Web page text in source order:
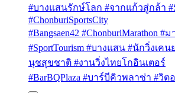
#บางแสนรักษ์โลก #จากแก้วสู่กล้า
#ChonburiSportsCity
#Bangsaen42 #ChonburiMarathon
#SportTourism #บางแสน #นักวิ่งเค
นุชสุขชาติ #งานวิ่งไทยโกอินเตอร์
#BarBQPlaza #บาร์บีคิวพลาซ่า #วิต